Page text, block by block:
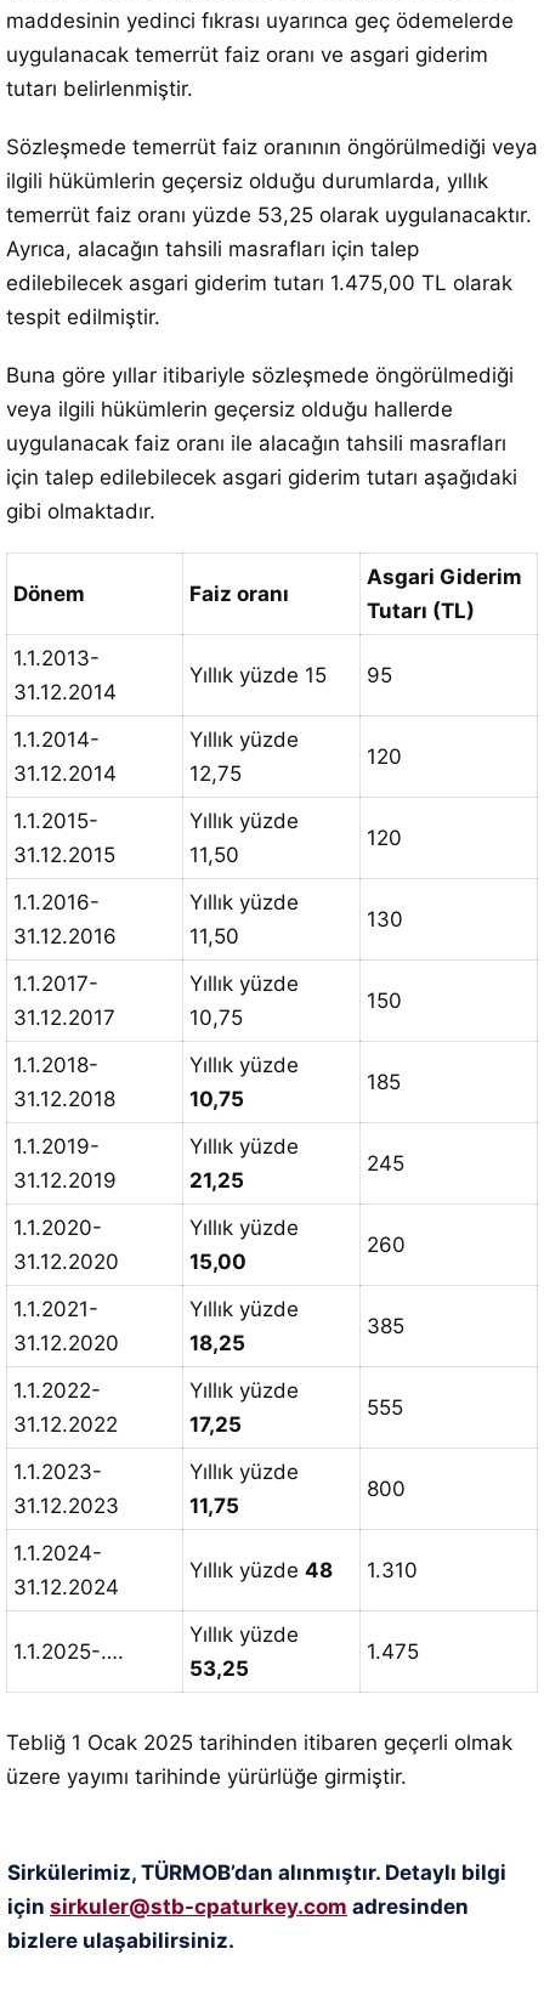
maddesinin yedinci fıkrası uyarınca geç ödemelerde
uygulanacak temerrüt faiz oranı ve asgari giderim
tutarı belirlenmiştir.
Sözleşmede temerrüt faiz oranının öngörülmediği veya
ilgili hükümlerin geçersiz olduğu durumlarda, yıllık
temerrüt faiz oranı yüzde 53,25 olarak uygulanacaktır.
Ayrıca, alacağın tahsili masrafları için talep
edilebilecek asgari giderim tutarı 1.475,00 TL olarak
tespit edilmiştir.
Buna göre yıllar itibariyle sözleşmede öngörülmediği
veya ilgili hükümlerin geçersiz olduğu hallerde
uygulanacak faiz oranı ile alacağın tahsili masrafları
için talep edilebilecek asgari giderim tutarı aşağıdaki
gibi olmaktadır.
Dönem Faiz oranı
Asgari Giderim
Tutarı (TL)
1.1.2013-
31.12.2014
Yıllık yüzde 15 95
1.1.2014-
31.12.2014
Yıllık yüzde
12,75
120
1.1.2015-
31.12.2015
Yıllık yüzde
11,50
120
1.1.2016-
31.12.2016
Yıllık yüzde
11,50
130
1.1.2017-
31.12.2017
Yıllık yüzde
10,75
150
1.1.2018-
31.12.2018
Yıllık yüzde
10,75
185
1.1.2019-
31.12.2019
Yıllık yüzde
21,25
245
1.1.2020-
31.12.2020
Yıllık yüzde
15,00
260
1.1.2021-
31.12.2020
Yıllık yüzde
18,25
385
1.1.2022-
31.12.2022
Yıllık yüzde
17,25
555
1.1.2023-
31.12.2023
Yıllık yüzde
11,75
800
1.1.2024-
31.12.2024
Yıllık yüzde 48 1.310
1.1.2025-….
Yıllık yüzde
53,25
1.475
Tebliğ 1 Ocak 2025 tarihinden itibaren geçerli olmak
üzere yayımı tarihinde yürürlüğe girmiştir.
Sirkülerimiz, TÜRMOB’dan alınmıştır. Detaylı bilgi
için sirkuler@stb-cpaturkey.com adresinden
bizlere ulaşabilirsiniz.